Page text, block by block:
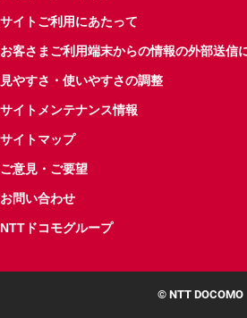
サイトご利用にあたって
お客さまご利用端末からの情報の外部送信
見やすさ・使いやすさの調整
サイトメンテナンス情報
サイトマップ
ご意見・ご要望
お問い合わせ
NTTドコモグループ
© NTT DOCOMO